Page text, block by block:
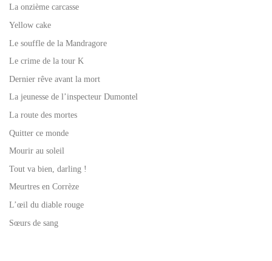
La onzième carcasse
Yellow cake
Le souffle de la Mandragore
Le crime de la tour K
Dernier rêve avant la mort
La jeunesse de l’inspecteur Dumontel
La route des mortes
Quitter ce monde
Mourir au soleil
Tout va bien, darling !
Meurtres en Corrèze
L’œil du diable rouge
Sœurs de sang